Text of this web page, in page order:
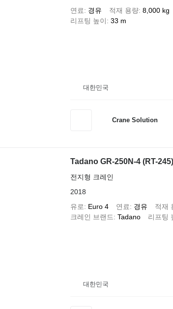
연료
경유 적재 용량 8,000 kg
리프팅 높이
33 m
대한민국
Crane Solution
Tadano GR-250N-4 (RT-245)
전지형 크레인
2018
유로
Euro 4 연료 경유 적재
크레인 브랜드 Tadano 리프팅
대한민국